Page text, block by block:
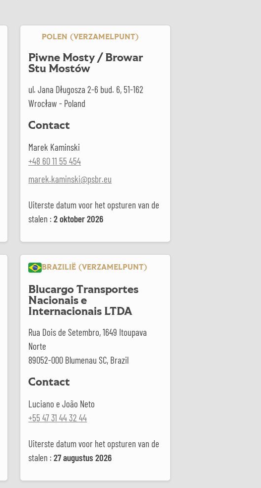
POLEN (VERZAMELPUNT)
Piwne Mosty / Browar
Stu Mostów
ul. Jana Długosza 2-6 bud. 6, 51-162
Wrocław - Poland
Contact
Marek Kaminski
+48 60 11 55 454
marek.kaminski@psbr.eu
Uiterste datum voor het opsturen van de
stalen :2 oktober 2026
BRAZILIË (VERZAMELPUNT)
Blucargo Transportes
Nacionais e
Internacionais LTDA
Rua Dois de Setembro, 1649 Itoupava
Norte
89052-000 Blumenau SC, Brazil
Contact
Luciano e João Neto
+55 47 31 44 32 44
Uiterste datum voor het opsturen van de
stalen :27 augustus 2026